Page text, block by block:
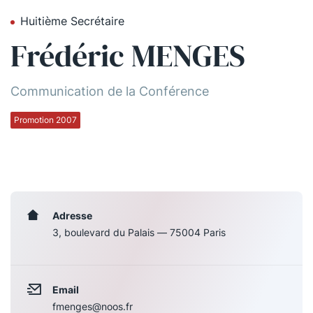
Huitième Secrétaire
Frédéric MENGES
Communication de la Conférence
Promotion 2007
Adresse
3, boulevard du Palais — 75004 Paris
Email
fmenges@noos.fr
Qui sommes-nous ?
La Conférence
La Conférence
Le Concours de la Conférence
La Conférence Berryer